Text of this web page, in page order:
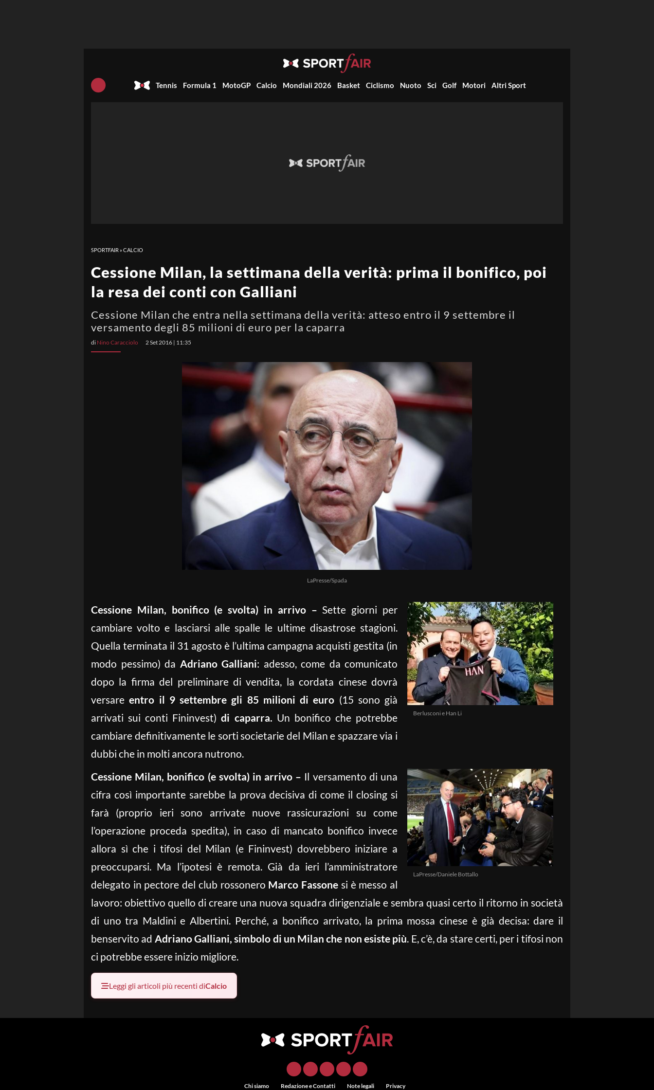
Tennis Formula 1 MotoGP Calcio Mondiali 2026 Basket Ciclismo Nuoto Sci Golf Motori Altri Sport
SPORTFAIR »CALCIO
Cessione Milan, la settimana della verità: prima il bonifico, poi
la resa dei conti con Galliani
Cessione Milan che entra nella settimana della verità: atteso entro il 9 settembre il
versamento degli 85 milioni di euro per la caparra
di Nino Caracciolo 2 Set 2016 | 11:35
LaPresse/Spada
Berlusconi e Han Li
Cessione Milan, bonifico (e svolta) in arrivo –Sette giorni per
cambiare volto e lasciarsi alle spalle le ultime disastrose stagioni.
Quella terminata il 31 agosto è l’ultima campagna acquisti gestita (in
modo pessimo) da Adriano Galliani: adesso, come da comunicato
dopo la firma del preliminare di vendita, la cordata cinese dovrà
versareentro il 9 settembre gli 85 milioni di euro (15 sono già
arrivati sui conti Fininvest)di caparra. Un bonifico che potrebbe
cambiare definitivamente le sorti societarie del Milan e spazzare via i
dubbi che in molti ancora nutrono.
LaPresse/Daniele Bottallo
Cessione Milan, bonifico (e svolta) in arrivo – Il versamento di una
cifra così importante sarebbe la prova decisiva di come il closing si
farà (proprio ieri sono arrivate nuove rassicurazioni su come
l’operazione proceda spedita), in caso di mancato bonifico invece
allora sì che i tifosi del Milan (e Fininvest) dovrebbero iniziare a
preoccuparsi. Ma l’ipotesi è remota. Già da ieri l’amministratore
delegato in pectore del club rossonero Marco Fassone si è messo al
lavoro: obiettivo quello di creare una nuova squadra dirigenziale e sembra quasi certo il ritorno in società
di uno tra Maldini e Albertini. Perché, a bonifico arrivato, la prima mossa cinese è già decisa: dare il
benservito ad Adriano Galliani, simbolo di un Milan che non esiste più. E, c’è, da stare certi, per i tifosi non
ci potrebbe essere inizio migliore.
Leggi gli articoli più recenti diCalcio
Chi siamo Redazione e Contatti Note legali Privacy